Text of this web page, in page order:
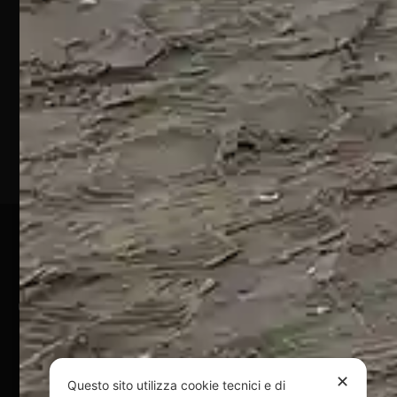
432
64028
Silvi
Marina
(TE)
P.Iva
01828920676
Pagamenti Sicuri
@ Copyright 2024 Webpesca è un brand Intent di Federico
Andrenacci P.Iva 01917920678
Via G. Galilei n. 2 – 64018 Tortoreto TE | REA TE-168019 |
Mail:
federicoandrenacci@pec.it
✕
Questo sito utilizza cookie tecnici e di